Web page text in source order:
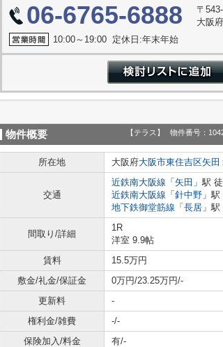
06-6765-6888
〒
大阪
10:00～19:00 定休日:年末年始
物件概要 【テラス】 物件番号：
所在地 大阪府大阪市東住吉区矢田
交通
近鉄南大阪線 「 矢田 」駅
近鉄南大阪線 「 針中野 」
地下鉄御堂筋線 「 長居 」
間取り/詳細
1R
洋室 9.9帖
賃料 15.5万円
敷金/礼金/保証金
0万円/23.25万円/-
更新料
-
権利金/雑費
-/-
保険加入/料金
有/-